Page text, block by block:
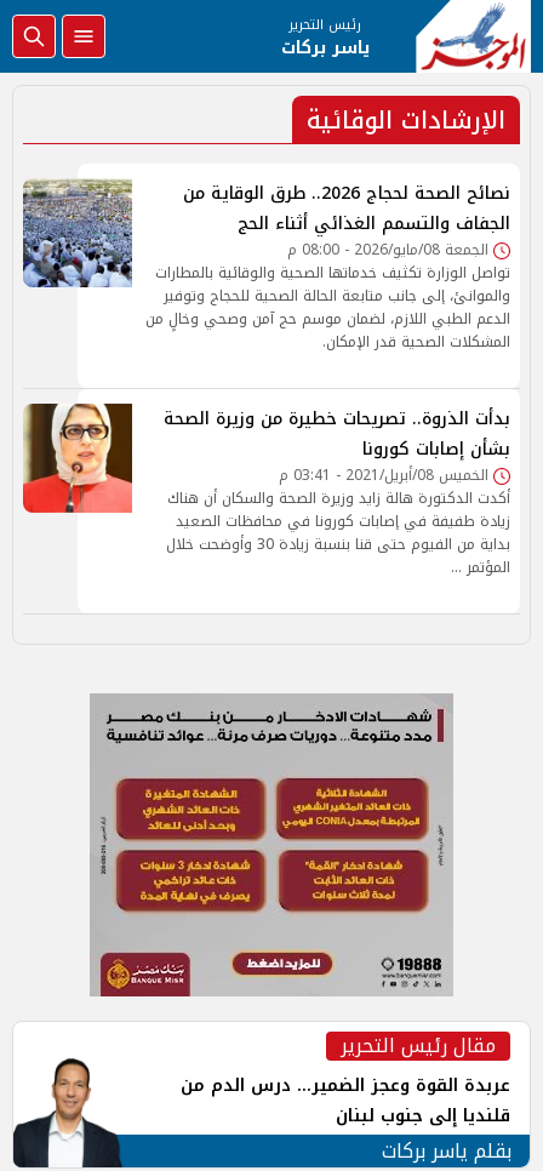
رئيس التحرير
ياسر بركات
الإرشادات الوقائية
نصائح الصحة لحجاج 2026.. طرق الوقاية من
الجفاف والتسمم الغذائي أثناء الحج
الجمعة 08/مايو/2026 - 08:00 م
تواصل الوزارة تكثيف خدماتها الصحية والوقائية بالمطارات
والموانئ، إلى جانب متابعة الحالة الصحية للحجاج وتوفير
الدعم الطبي اللازم، لضمان موسم حج آمن وصحي وخالٍ من
المشكلات الصحية قدر الإمكان.
بدأت الذروة.. تصريحات خطيرة من وزيرة الصحة
بشأن إصابات كورونا
الخميس 08/أبريل/2021 - 03:41 م
أكدت الدكتورة هالة زايد وزيرة الصحة والسكان أن هناك
زيادة طفيفة في إصابات كورونا في محافظات الصعيد
بداية من الفيوم حتى قنا بنسبة زيادة 30 وأوضحت خلال
المؤتمر …
مقال رئيس التحرير
عربدة القوة وعجز الضمير... درس الدم من
قلنديا إلى جنوب لبنان
بقلم ياسر بركات